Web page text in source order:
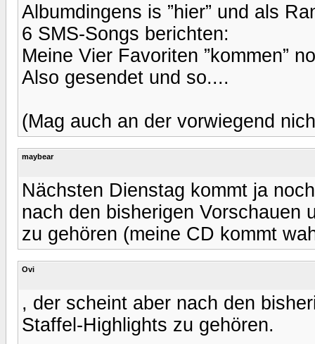
Albumdingens is ”hier” und als
6 SMS-Songs berichten:
Meine Vier Favoriten ”kommen”
Also gesendet und so....
(Mag auch an der vorwiegend
maybear
Nächsten Dienstag kommt ja
nach den bisherigen Vorschauen
zu gehören (meine CD kommt
Ovi
, der scheint aber nach den
Staffel-Highlights zu gehören.